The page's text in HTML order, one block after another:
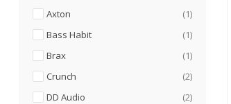
Axton
1articol
Bass Habit
1articol
Brax
1articol
Crunch
2articole
DD Audio
2articole